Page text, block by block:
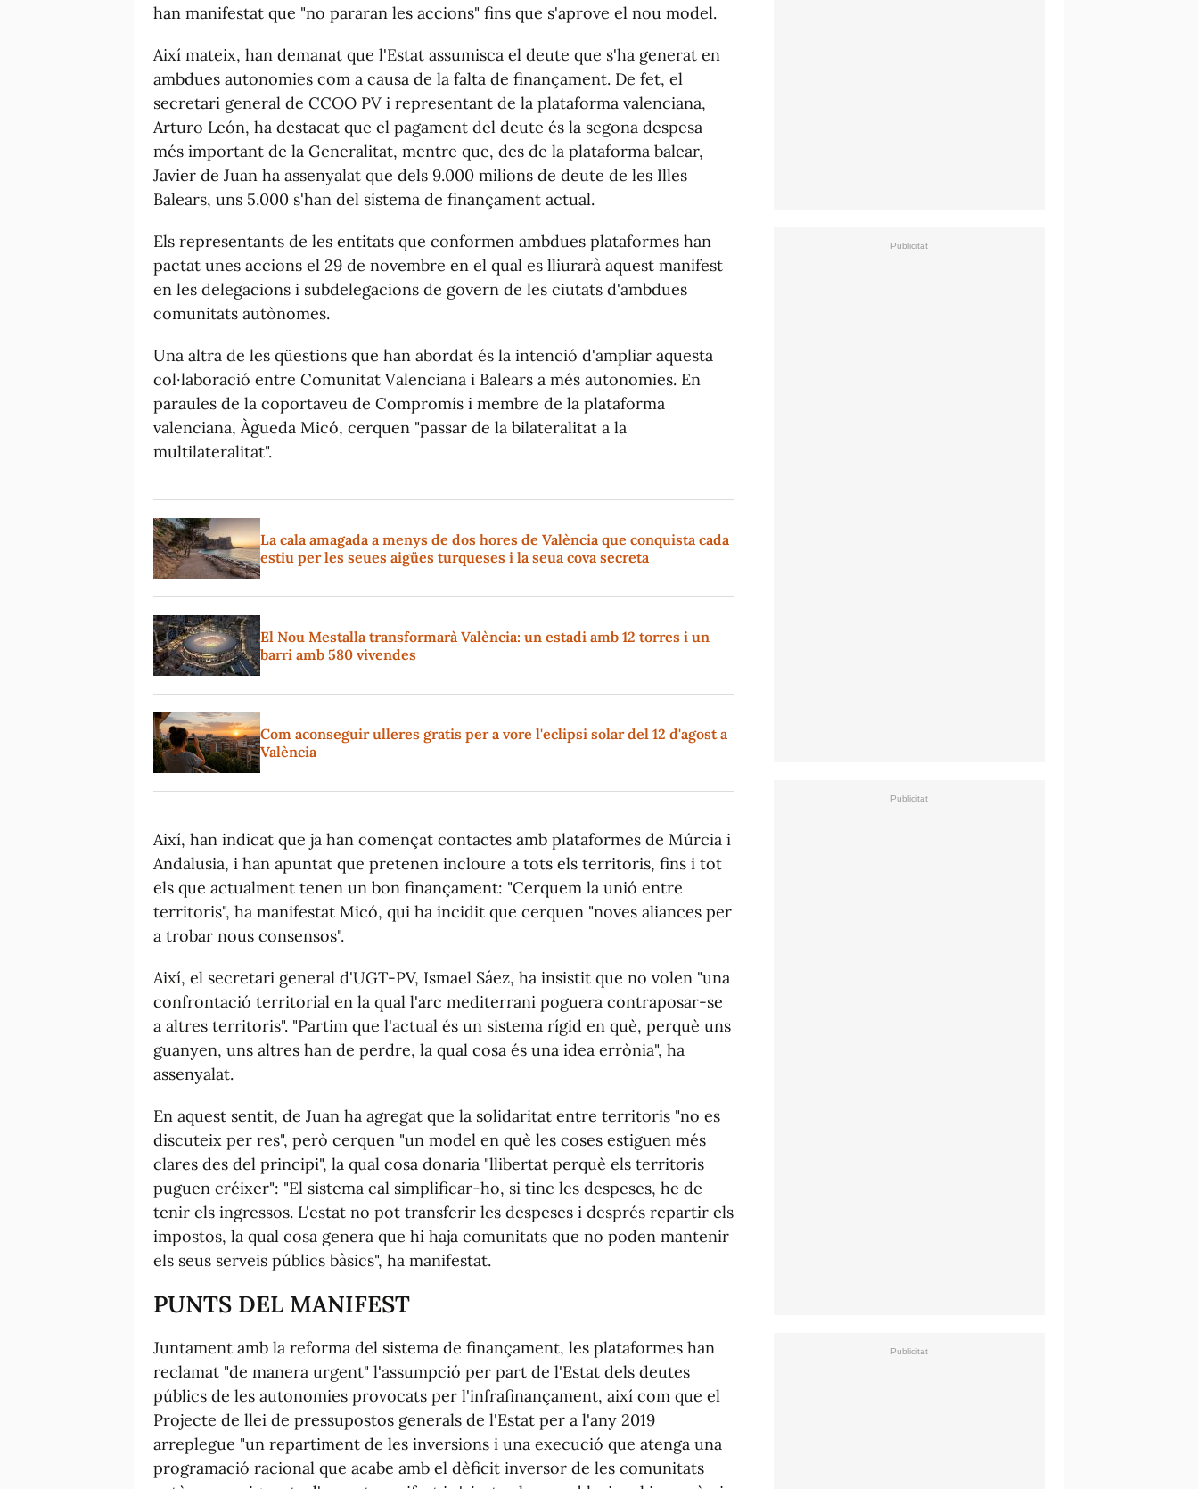
han manifestat que "no pararan les accions" fins que s'aprove el nou model.
Així mateix, han demanat que l'Estat assumisca el deute que s'ha generat en
ambdues autonomies com a causa de la falta de finançament. De fet, el
secretari general de CCOO PV i representant de la plataforma valenciana,
Arturo León, ha destacat que el pagament del deute és la segona despesa
més important de la Generalitat, mentre que, des de la plataforma balear,
Javier de Juan ha assenyalat que dels 9.000 milions de deute de les Illes
Balears, uns 5.000 s'han del sistema de finançament actual.
Els representants de les entitats que conformen ambdues plataformes han
pactat unes accions el 29 de novembre en el qual es lliurarà aquest manifest
en les delegacions i subdelegacions de govern de les ciutats d'ambdues
comunitats autònomes.
Una altra de les qüestions que han abordat és la intenció d'ampliar aquesta
col·laboració entre Comunitat Valenciana i Balears a més autonomies. En
paraules de la coportaveu de Compromís i membre de la plataforma
valenciana, Àgueda Micó, cerquen "passar de la bilateralitat a la
multilateralitat".
La cala amagada a menys de dos hores de València que conquista cada
estiu per les seues aigües turqueses i la seua cova secreta
El Nou Mestalla transformarà València: un estadi amb 12 torres i un
barri amb 580 vivendes
Com aconseguir ulleres gratis per a vore l'eclipsi solar del 12 d'agost a
València
Així, han indicat que ja han començat contactes amb plataformes de Múrcia i
Andalusia, i han apuntat que pretenen incloure a tots els territoris, fins i tot
els que actualment tenen un bon finançament: "Cerquem la unió entre
territoris", ha manifestat Micó, qui ha incidit que cerquen "noves aliances per
a trobar nous consensos".
Així, el secretari general d'UGT-PV, Ismael Sáez, ha insistit que no volen "una
confrontació territorial en la qual l'arc mediterrani poguera contraposar-se
a altres territoris". "Partim que l'actual és un sistema rígid en què, perquè uns
guanyen, uns altres han de perdre, la qual cosa és una idea errònia", ha
assenyalat.
En aquest sentit, de Juan ha agregat que la solidaritat entre territoris "no es
discuteix per res", però cerquen "un model en què les coses estiguen més
clares des del principi", la qual cosa donaria "llibertat perquè els territoris
puguen créixer": "El sistema cal simplificar-ho, si tinc les despeses, he de
tenir els ingressos. L'estat no pot transferir les despeses i després repartir els
impostos, la qual cosa genera que hi haja comunitats que no poden mantenir
els seus serveis públics bàsics", ha manifestat.
PUNTS DEL MANIFEST
Juntament amb la reforma del sistema de finançament, les plataformes han
reclamat "de manera urgent" l'assumpció per part de l'Estat dels deutes
públics de les autonomies provocats per l'infrafinançament, així com que el
Projecte de llei de pressupostos generals de l'Estat per a l'any 2019
arreplegue "un repartiment de les inversions i una execució que atenga una
programació racional que acabe amb el dèficit inversor de les comunitats